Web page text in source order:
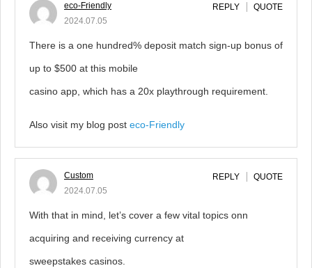
eco-Friendly
2024.07.05
REPLY QUOTE
There is a one hundred% deposit match sign-up bonus of
up to $500 at this mobile
casino app, which has a 20x playthrough requirement.
Also visit my blog post eco-Friendly
Custom
2024.07.05
REPLY QUOTE
With that in mind, let’s cover a few vital topics onn
acquiring and receiving currency at
sweepstakes casinos.